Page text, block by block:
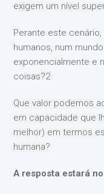
exigem um nível
Perante este
humanos, num
exponencialmente e
coisas?2
Que valor podemos
em capacidade que
melhor) em termos
humana?
A resposta estará